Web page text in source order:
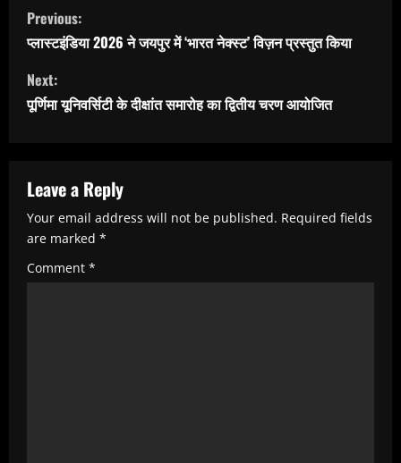
o
n
t
i
u
e
R
e
Previous:
प्लास्टइंडिया 2026 ने जयपुर में ‘भारत नेक्स्ट’ विज़न प्रस्तुत किया
Next:
पूर्णिमा यूनिवर्सिटी के दीक्षांत समारोह का द्वितीय चरण आयोजित
Leave a Reply
Your email address will not be published. Required fields
are marked *
Comment *